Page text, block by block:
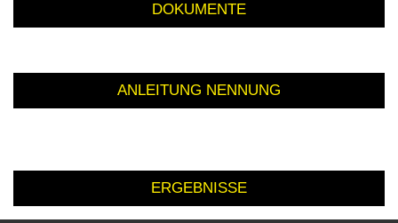
DOKUMENTE
ANLEITUNG NENNUNG
ERGEBNISSE